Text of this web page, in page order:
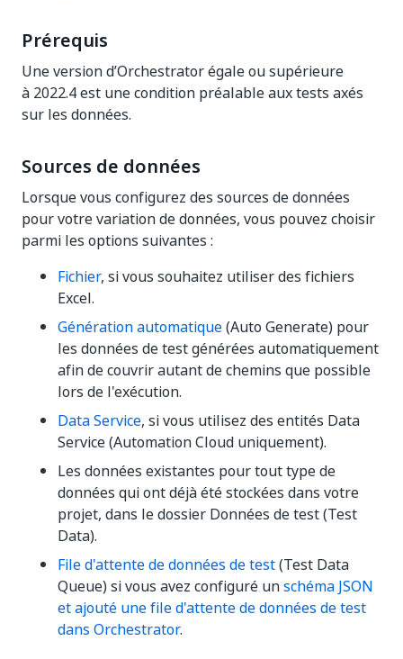
Prérequis
Une version d’Orchestrator égale ou supérieure
à 2022.4 est une condition préalable aux tests axés
sur les données.
Sources de données
Lorsque vous configurez des sources de données
pour votre variation de données, vous pouvez choisir
parmi les options suivantes :
Fichier, si vous souhaitez utiliser des fichiers
Excel.
Génération automatique(Auto Generate) pour
les données de test générées automatiquement
afin de couvrir autant de chemins que possible
lors de l'exécution.
Data Service, si vous utilisez des entités Data
Service (Automation Cloud uniquement).
Les données existantes pour tout type de
données qui ont déjà été stockées dans votre
projet, dans le dossier Données de test (Test
Data).
File d'attente de données de test(Test Data
Queue) si vous avez configuré unschéma JSON
et ajouté une file d'attente de données de test
dans Orchestrator.